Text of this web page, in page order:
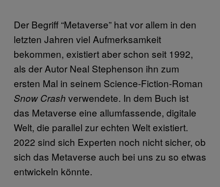
Der Begriff “Metaverse” hat vor allem in den
letzten Jahren viel Aufmerksamkeit
bekommen, existiert aber schon seit 1992,
als der Autor Neal Stephenson ihn zum
ersten Mal in seinem Science-Fiction-Roman
Snow Crash verwendete. In dem Buch ist
das Metaverse eine allumfassende, digitale
Welt, die parallel zur echten Welt existiert.
2022 sind sich Experten noch nicht sicher, ob
sich das Metaverse auch bei uns zu so etwas
entwickeln könnte.